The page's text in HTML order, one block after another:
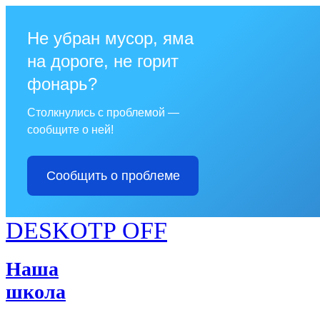
Не убран мусор, яма
на дороге, не горит
фонарь?
Столкнулись с проблемой —
сообщите о ней!
Сообщить о проблеме
DESKOTP OFF
Наша
школа